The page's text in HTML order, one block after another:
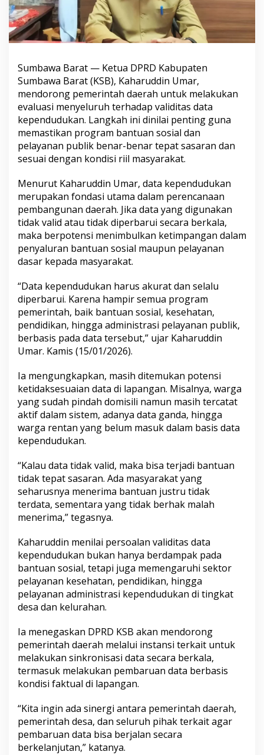
Sumbawa Barat — Ketua DPRD Kabupaten
Sumbawa Barat (KSB), Kaharuddin Umar,
mendorong pemerintah daerah untuk melakukan
evaluasi menyeluruh terhadap validitas data
kependudukan. Langkah ini dinilai penting guna
memastikan program bantuan sosial dan
pelayanan publik benar-benar tepat sasaran dan
sesuai dengan kondisi riil masyarakat.
Menurut Kaharuddin Umar, data kependudukan
merupakan fondasi utama dalam perencanaan
pembangunan daerah. Jika data yang digunakan
tidak valid atau tidak diperbarui secara berkala,
maka berpotensi menimbulkan ketimpangan dalam
penyaluran bantuan sosial maupun pelayanan
dasar kepada masyarakat.
“Data kependudukan harus akurat dan selalu
diperbarui. Karena hampir semua program
pemerintah, baik bantuan sosial, kesehatan,
pendidikan, hingga administrasi pelayanan publik,
berbasis pada data tersebut,” ujar Kaharuddin
Umar. Kamis (15/01/2026).
Ia mengungkapkan, masih ditemukan potensi
ketidaksesuaian data di lapangan. Misalnya, warga
yang sudah pindah domisili namun masih tercatat
aktif dalam sistem, adanya data ganda, hingga
warga rentan yang belum masuk dalam basis data
kependudukan.
“Kalau data tidak valid, maka bisa terjadi bantuan
tidak tepat sasaran. Ada masyarakat yang
seharusnya menerima bantuan justru tidak
terdata, sementara yang tidak berhak malah
menerima,” tegasnya.
Kaharuddin menilai persoalan validitas data
kependudukan bukan hanya berdampak pada
bantuan sosial, tetapi juga memengaruhi sektor
pelayanan kesehatan, pendidikan, hingga
pelayanan administrasi kependudukan di tingkat
desa dan kelurahan.
Ia menegaskan DPRD KSB akan mendorong
pemerintah daerah melalui instansi terkait untuk
melakukan sinkronisasi data secara berkala,
termasuk melakukan pembaruan data berbasis
kondisi faktual di lapangan.
“Kita ingin ada sinergi antara pemerintah daerah,
pemerintah desa, dan seluruh pihak terkait agar
pembaruan data bisa berjalan secara
berkelanjutan,” katanya.